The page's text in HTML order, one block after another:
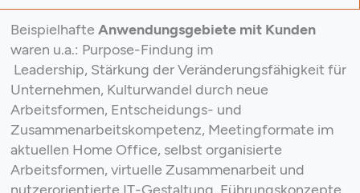
Beispielhafte Anwendungsgebiete mit Kunden
waren u.a.: Purpose-Findung im
Leadership, Stärkung der Veränderungsfähigkeit für
Unternehmen, Kulturwandel durch neue
Arbeitsformen, Entscheidungs- und
Zusammenarbeitskompetenz, Meetingformate im
aktuellen Home Office, selbst organisierte
Arbeitsformen, virtuelle Zusammenarbeit und
nutzerorientierte IT-Gestaltung, Führungskonzepte